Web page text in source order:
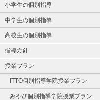
小学生の個別指導
中学生の個別指導
高校生の個別指導
指導方針
授業プラン
ITTO個別指導学院授業プラン
みやび個別指導学院授業プラン